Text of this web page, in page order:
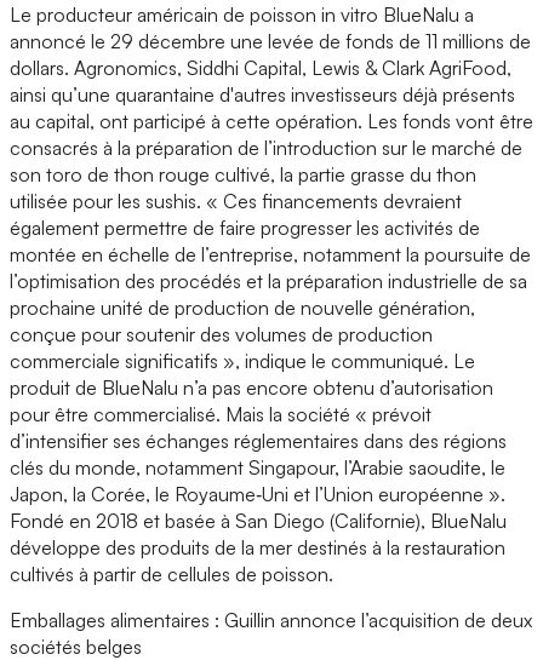
Le producteur américain de poisson in vitro BlueNalu a
annoncé le 29 décembre une levée de fonds de 11 millions de
dollars. Agronomics, Siddhi Capital, Lewis & Clark AgriFood,
ainsi qu’une quarantaine d'autres investisseurs déjà présents
au capital, ont participé à cette opération. Les fonds vont être
consacrés à la préparation de l’introduction sur le marché de
son toro de thon rouge cultivé, la partie grasse du thon
utilisée pour les sushis. « Ces financements devraient
également permettre de faire progresser les activités de
montée en échelle de l’entreprise, notamment la poursuite de
l’optimisation des procédés et la préparation industrielle de sa
prochaine unité de production de nouvelle génération,
conçue pour soutenir des volumes de production
commerciale significatifs », indique le communiqué. Le
produit de BlueNalu n’a pas encore obtenu d’autorisation
pour être commercialisé. Mais la société « prévoit
d’intensifier ses échanges réglementaires dans des régions
clés du monde, notamment Singapour, l’Arabie saoudite, le
Japon, la Corée, le Royaume‑Uni et l’Union européenne ».
Fondé en 2018 et basée à San Diego (Californie), BlueNalu
développe des produits de la mer destinés à la restauration
cultivés à partir de cellules de poisson.
Emballages alimentaires : Guillin annonce l’acquisition de deux
sociétés belges